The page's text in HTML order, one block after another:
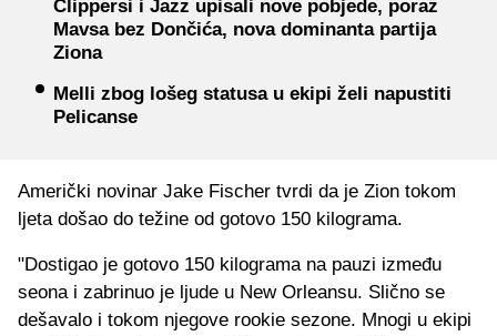
Clippersi i Jazz upisali nove pobjede, poraz
Mavsa bez Dončića, nova dominanta partija
Ziona
Melli zbog lošeg statusa u ekipi želi napustiti
Pelicanse
Američki novinar Jake Fischer tvrdi da je Zion tokom
ljeta došao do težine od gotovo 150 kilograma.
"Dostigao je gotovo 150 kilograma na pauzi između
seona i zabrinuo je ljude u New Orleansu. Slično se
dešavalo i tokom njegove rookie sezone. Mnogi u ekipi